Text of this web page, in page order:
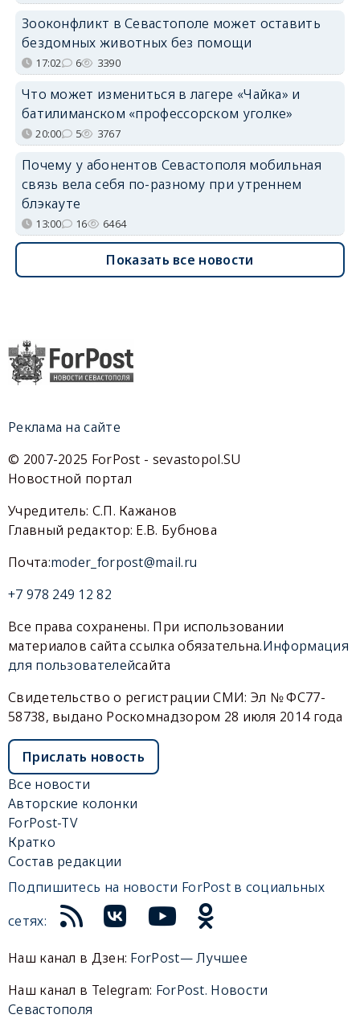
Зооконфликт в Севастополе может оставить
бездомных животных без помощи
17:02 6 3390
Что может измениться в лагере «Чайка» и
батилиманском «профессорском уголке»
20:00 5 3767
Почему у абонентов Севастополя мобильная
связь вела себя по-разному при утреннем
блэкауте
13:00 16 6464
Показать все новости
Реклама на сайте
© 2007-2025 ForPost - sevastopol.SU
Новостной портал
Учредитель: С.П. Кажанов
Главный редактор: Е.В. Бубнова
Почта:moder_forpost@mail.ru
+7 978 249 12 82
Все права сохранены. При использовании
материалов сайта ссылка обязательна.Информация
для пользователейсайта
Свидетельство о регистрации СМИ: Эл № ФС77-
58738, выдано Роскомнадзором 28 июля 2014 года
Прислать новость
Все новости
Авторские колонки
ForPost-TV
Кратко
Состав редакции
Подпишитесь на новости ForPost в социальных
сетях:
Наш канал в Дзен: ForPost— Лучшее
Наш канал в Telegram: ForPost. Новости
Севастополя